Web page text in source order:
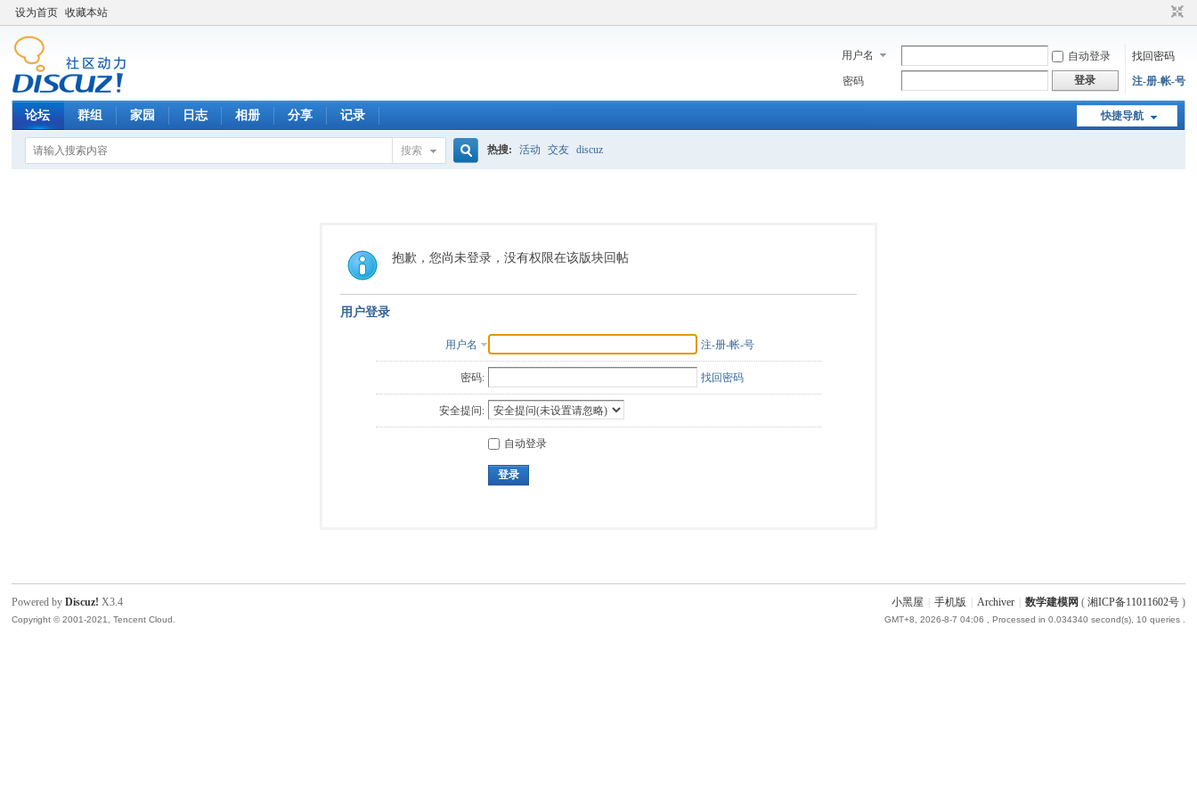
设为首页 收藏本站
用户名 自动登录
找回密码
密码
登录 注-册-帐-号
快捷导航
论坛 群组 家园 日志 相册 分享 记录
搜索
索
热搜: 活动 交友 discuz
抱歉，您尚未登录，没有权限在该版块回帖
用户登录
用户名 注-册-帐-号
密码: 找回密码
安全提问:
自动登录
登录
小黑屋 手机版 Archiver 数学建模网 ( 湘ICP备11011602号)
GMT+8, 2026-8-7 04:06 , Processed in 0.034340 second(s), 10 queries .
Powered byDiscuz! X3.4
Copyright © 2001-2021, Tencent Cloud.